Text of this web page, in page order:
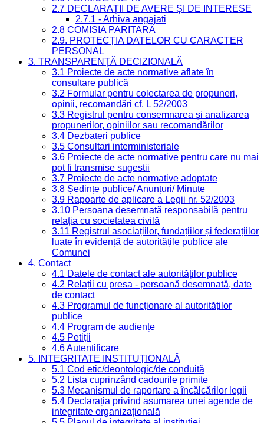
2.7 DECLARAȚII DE AVERE ȘI DE INTERESE
2.7.1 - Arhiva angajati
2.8 COMISIA PARITARĂ
2.9. PROTECȚIA DATELOR CU CARACTER
PERSONAL
3. TRANSPARENȚĂ DECIZIONALĂ
3.1 Proiecte de acte normative aflate în
consultare publică
3.2 Formular pentru colectarea de propuneri,
opinii, recomandări cf. L 52/2003
3.3 Registrul pentru consemnarea și analizarea
propunerilor, opiniilor sau recomandărilor
3.4 Dezbateri publice
3.5 Consultari interministeriale
3.6 Proiecte de acte normative pentru care nu mai
pot fi transmise sugestii
3.7 Proiecte de acte normative adoptate
3.8 Ședințe publice/ Anunțuri/ Minute
3.9 Rapoarte de aplicare a Legii nr. 52/2003
3.10 Persoana desemnată responsabilă pentru
relația cu societatea civilă
3.11 Registrul asociațiilor, fundațiilor și federațiilor
luate în evidență de autoritățile publice ale
Comunei
4. Contact
4.1 Datele de contact ale autorităților publice
4.2 Relații cu presa - persoană desemnată, date
de contact
4.3 Programul de funcționare al autorităților
publice
4.4 Program de audiențe
4.5 Petiții
4.6 Autentificare
5. INTEGRITATE INSTITUȚIONALĂ
5.1 Cod etic/deontologic/de conduită
5.2 Lista cuprinzând cadourile primite
5.3 Mecanismul de raportare a încălcărilor legii
5.4 Declarația privind asumarea unei agende de
integritate organizațională